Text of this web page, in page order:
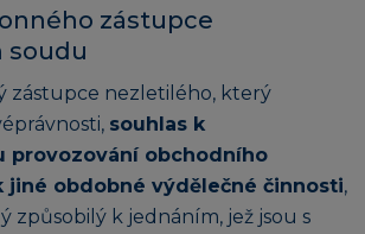
zástupce
soudu
zástupce nezletilého, který
souhlas k
provozování obchodního
jiné obdobné výdělečné činnosti,
způsobilý k jednáním, jež jsou s